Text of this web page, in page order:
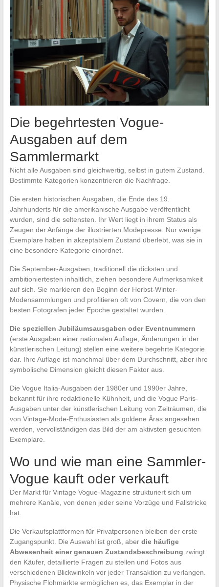
Die begehrtesten Vogue-
Ausgaben auf dem
Sammlermarkt
Nicht alle Ausgaben sind gleichwertig, selbst in gutem Zustand.
Bestimmte Kategorien konzentrieren die Nachfrage.
Die ersten historischen Ausgaben, die Ende des 19.
Jahrhunderts für die amerikanische Ausgabe veröffentlicht
wurden, sind die seltensten. Ihr Wert liegt in ihrem Status als
Zeugen der Anfänge der illustrierten Modepresse. Nur wenige
Exemplare haben in akzeptablem Zustand überlebt, was sie in
eine besondere Kategorie einordnet.
Die September-Ausgaben, traditionell die dicksten und
ambitioniertesten inhaltlich, ziehen besondere Aufmerksamkeit
auf sich. Sie markieren den Beginn der Herbst-Winter-
Modensammlungen und profitieren oft von Covern, die von den
besten Fotografen jeder Epoche gestaltet wurden.
Die speziellen Jubiläumsausgaben oder Eventnummern
(erste Ausgaben einer nationalen Auflage, Änderungen in der
künstlerischen Leitung) stellen eine weitere begehrte Kategorie
dar. Ihre Auflage ist manchmal über dem Durchschnitt, aber ihre
symbolische Dimension gleicht diesen Faktor aus.
Die Vogue Italia-Ausgaben der 1980er und 1990er Jahre,
bekannt für ihre redaktionelle Kühnheit, und die Vogue Paris-
Ausgaben unter der künstlerischen Leitung von Zeiträumen, die
von Vintage-Mode-Enthusiasten als goldene Äras angesehen
werden, vervollständigen das Bild der am aktivsten gesuchten
Exemplare.
Wo und wie man eine Sammler-
Vogue kauft oder verkauft
Der Markt für Vintage Vogue-Magazine strukturiert sich um
mehrere Kanäle, von denen jeder seine Vorzüge und Fallstricke
hat.
Die Verkaufsplattformen für Privatpersonen bleiben der erste
Zugangspunkt. Die Auswahl ist groß, aber die häufige
Abwesenheit einer genauen Zustandsbeschreibung zwingt
den Käufer, detaillierte Fragen zu stellen und Fotos aus
verschiedenen Blickwinkeln vor jeder Transaktion zu verlangen.
Physische Flohmärkte ermöglichen es, das Exemplar in der